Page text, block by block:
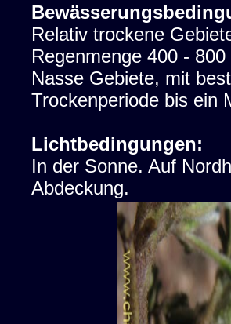
Relativ trockene
Regenmenge 400 -
Nasse Gebiete, mit
Trockenperiode bis ein
Lichtbedingungen:
In der Sonne. Auf
Abdeckung.